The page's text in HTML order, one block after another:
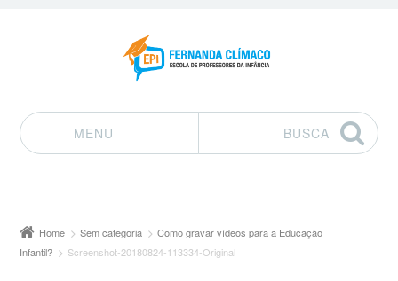
MENU
BUSCA
Home Sem categoria
Como gravar vídeos para a Educação
Infantil?
Screenshot-20180824-113334-Original